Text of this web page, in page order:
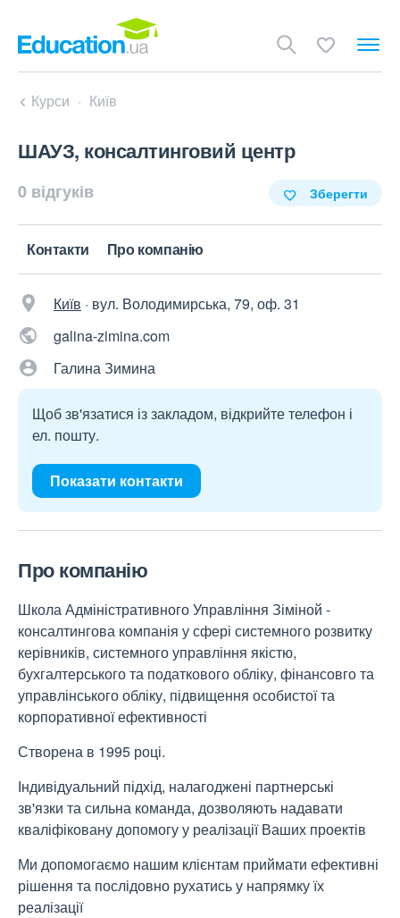
Курси Київ
ШАУЗ, консалтинговий центр
0 відгуків Зберегти
Контакти Про компанію
Київ · вул. Володимирська, 79, оф. 31
galina-zimina.com
Галина Зимина
Щоб зв'язатися із закладом, відкрийте телефон і
ел. пошту.
Показати контакти
Про компанію
Школа Адміністративного Управління Зіміной -
консалтингова компанія у сфері системного розвитку
керівників, системного управління якістю,
бухгалтерського та податкового обліку, фінансовго та
управлінського обліку, підвищення особистої та
корпоративної ефективності
Створена в 1995 році.
Індивідуальний підхід, налагоджені партнерські
зв'язки та сильна команда, дозволяють надавати
кваліфіковану допомогу у реалізації Ваших проектів
Ми допомогаємо нашим клієнтам приймати ефективні
рішення та послідовно рухатись у напрямку їх
реалізації